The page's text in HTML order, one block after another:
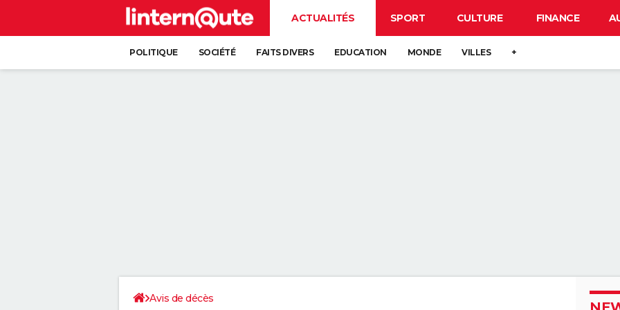
ACTUALITÉS SPORT CULTURE FINANCE
POLITIQUE SOCIÉTÉ FAITS DIVERS EDUCATION MONDE VILLES +
Avis de décès